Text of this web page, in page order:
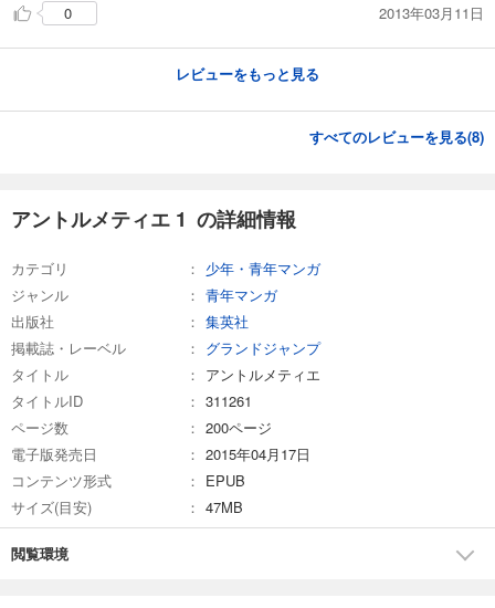
0 2013年03月11日
レビューをもっと見る
すべてのレビューを見る(8)
アントルメティエ 1 の詳細情報
カテゴリ
少年・青年マンガ
ジャンル
青年マンガ
出版社
集英社
掲載誌・レーベル
グランドジャンプ
タイトル
アントルメティエ
タイトルID
311261
ページ数
200ページ
電子版発売日
2015年04月17日
コンテンツ形式
EPUB
サイズ(目安)
47MB
閲覧環境